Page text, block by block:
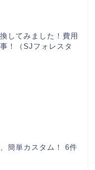
してみました！費用
！（SJフォレスタ
簡単カスタム！ 6件